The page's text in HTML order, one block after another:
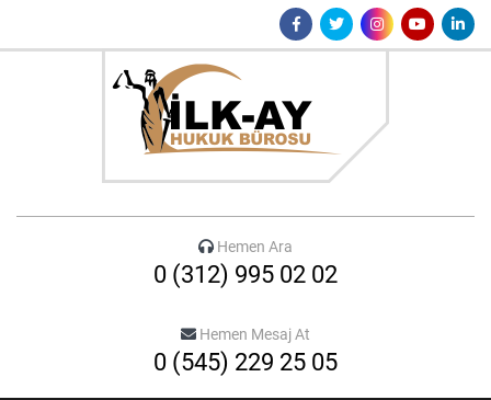
Hemen Ara
0 (312) 995 02 02
Hemen Mesaj At
0 (545) 229 25 05